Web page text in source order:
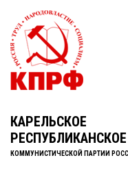
КАРЕЛЬСКОЕ
КОММУНИСТИЧЕСКОЙ ПАРТИИ